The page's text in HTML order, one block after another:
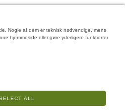
Nogle af dem er teknisk nødvendige, mens
hjemmeside eller gøre yderligere funktioner
ALL